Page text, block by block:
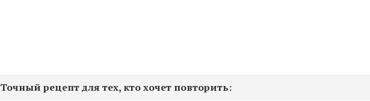
Точный рецепт для тех, кто хочет повторить: